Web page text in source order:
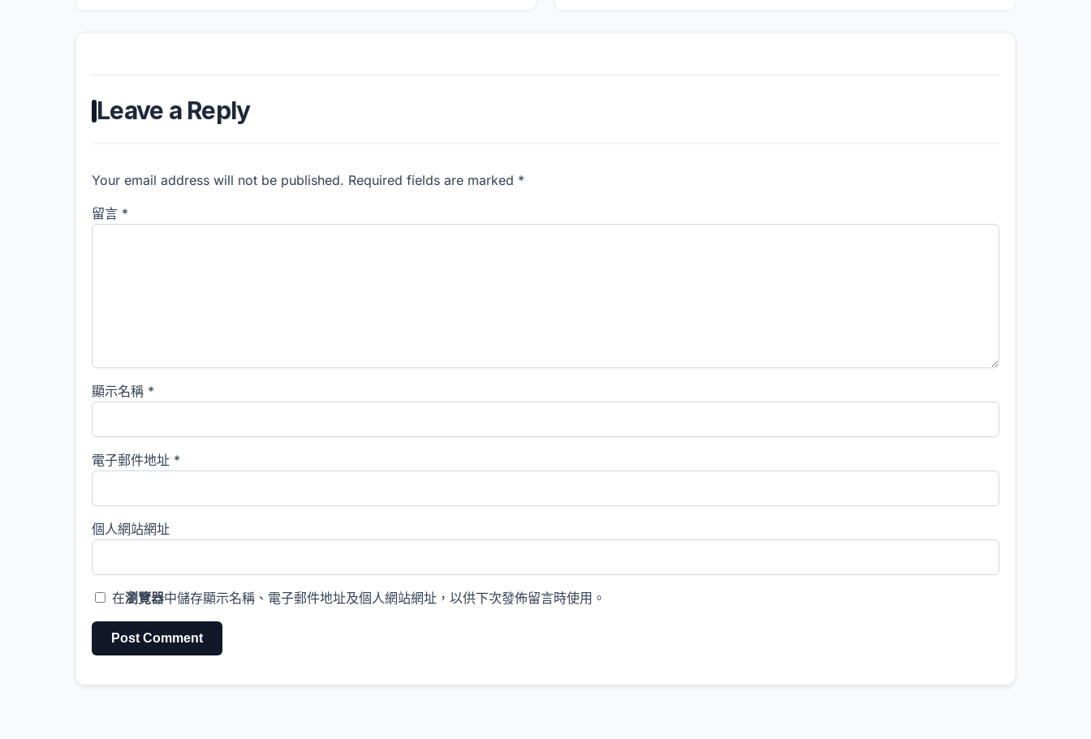
Leave a Reply
Your email address will not be published. Required fields are marked *
留言 *
顯示名稱 *
電子郵件地址 *
個人網站網址
在瀏覽器中儲存顯示名稱、電子郵件地址及個人網站網址，以供下次發佈留言時使用。